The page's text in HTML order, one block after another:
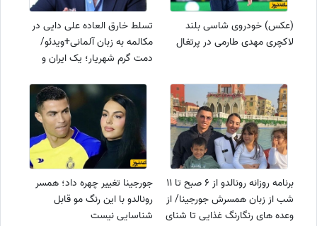
(عکس) خودروی شاسی بلند
لاکچری مهدی طارمی در پرتغال
تسلط خارق العاده علی دایی در
مکالمه به زبان آلمانی+ویدئو/
دمت گرم شهریار؛ یک ایران و
برنامه روزانه رونالدو از 6 صبح تا 11
شب از زبان همسرش جورجینا/ از
وعده های رنگارنگ غذایی تا شنای
جورجینا تغییر چهره داد؛ همسر
رونالدو با این رنگ مو قابل
شناسایی نیست